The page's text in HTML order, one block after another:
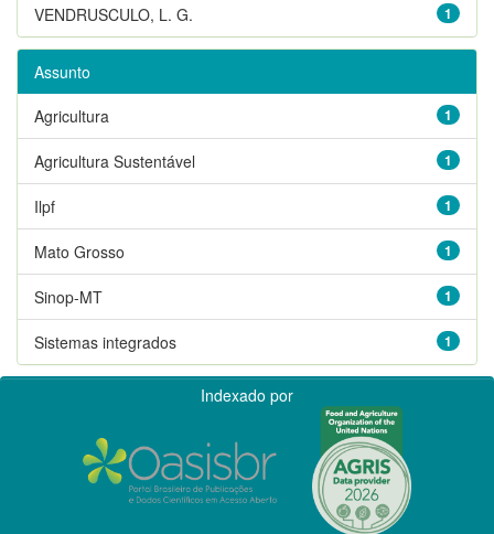
1
VENDRUSCULO, L. G.
Assunto
1
Agricultura
1
Agricultura Sustentável
1
Ilpf
1
Mato Grosso
1
Sinop-MT
1
Sistemas integrados
Indexado por